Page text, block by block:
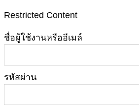
Restricted Content
ชื่อผู้ใช้งานหรืออีเมล์
รหัสผ่าน